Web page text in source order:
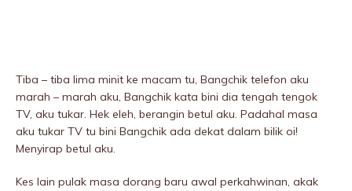
Tiba – tiba lima minit ke macam tu, Bangchik telefon aku
marah – marah aku, Bangchik kata bini dia tengah tengok
TV, aku tukar. Hek eleh, berangin betul aku. Padahal masa
aku tukar TV tu bini Bangchik ada dekat dalam bilik oi!
Menyirap betul aku.
Kes lain pulak masa dorang baru awal perkahwinan, akak